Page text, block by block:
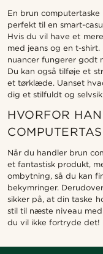
En brun computertaske
perfekt til en smart-
Hvis du vil have et
med jeans og en t-
nuancer fungerer godt
Du kan også tilføje et
et tørklæde. Uanset
dig et stilfuldt og
HVORFOR
Når du handler brun
et fantastisk produkt,
ombytning, så du kan
bekymringer.
sikker på, at din taske
stil til næste niveau
du vil ikke fortryde det!